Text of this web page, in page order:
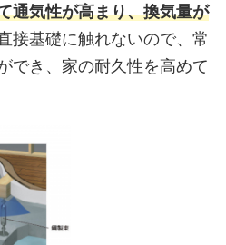
通気性が高まり、換気量が
接基礎に触れないので、常
でき、家の耐久性を高めて